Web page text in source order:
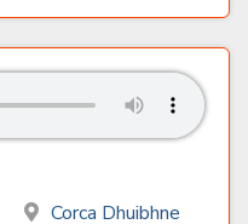
Corca Dhuibhne